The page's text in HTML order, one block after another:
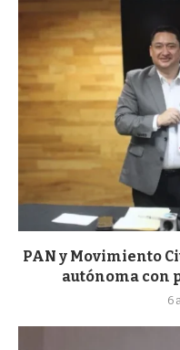
PAN y Movimiento
autónoma con
6